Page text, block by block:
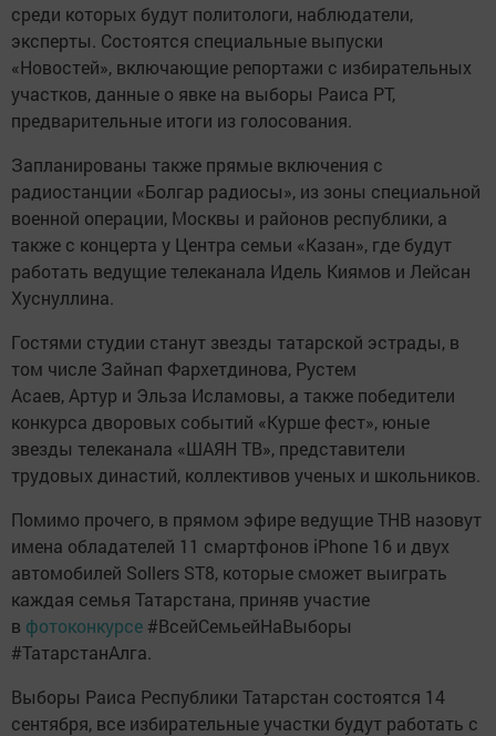
среди которых будут политологи, наблюдатели,
эксперты. Состоятся специальные выпуски
«Новостей», включающие репортажи с избирательных
участков, данные о явке на выборы Раиса РТ,
предварительные итоги из голосования.
Запланированы также прямые включения с
радиостанции «Болгар радиосы», из зоны специальной
военной операции, Москвы и районов республики, а
также с концерта у Центра семьи «Казан», где будут
работать ведущие телеканала Идель Киямов и Лейсан
Хуснуллина.
Гостями студии станут звезды татарской эстрады, в
том числе Зайнап Фархетдинова, Рустем
Асаев, Артур и Эльза Исламовы, а также победители
конкурса дворовых событий «Курше фест», юные
звезды телеканала «ШАЯН ТВ», представители
трудовых династий, коллективов ученых и школьников.
Помимо прочего, в прямом эфире ведущие ТНВ назовут
имена обладателей 11 cмартфонов iPhone 16 и двух
автомобилей Sollers ST8, которые сможет выиграть
каждая семья Татарстана, приняв участие
в фотоконкурсе#ВсейСемьейНаВыборы
#ТатарстанАлга.
Выборы Раиса Республики Татарстан состоятся 14
сентября, все избирательные участки будут работать с